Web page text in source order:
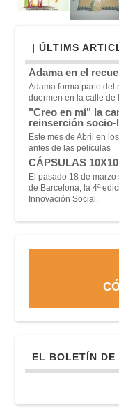
| ÚLTIMS
Adama en el
Adama forma parte del
duermen en la calle de
"Creo en mí" la
reinserción socio-
Este mes de Abril en
antes de las películas
CÁPSULAS
El pasado 18 de
de Barcelona, la 4ª
Innovación Social.
EL BOLETÍN DE